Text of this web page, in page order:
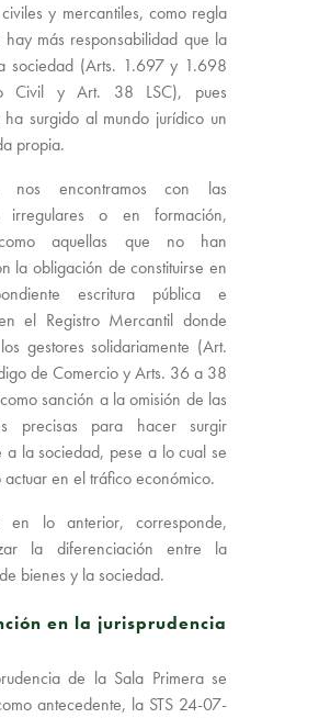
y mercantiles, como regla
más responsabilidad que la
sociedad (Arts. 1.697 y 1.698
Civil y Art. 38 LSC), pues
ha surgido al mundo jurídico un
propia.
nos encontramos con las
irregulares o en formación,
aquellas que no han
la obligación de constituirse en
escritura pública e
el Registro Mercantil donde
gestores solidariamente (Art.
de Comercio y Arts. 36 a 38
sanción a la omisión de las
precisas para hacer surgir
a la sociedad, pese a lo cual se
en el tráfico económico.
en lo anterior, corresponde,
la diferenciación entre la
bienes y la sociedad.
en la jurisprudencia
de la Sala Primera se
antecedente, la STS 24-07-